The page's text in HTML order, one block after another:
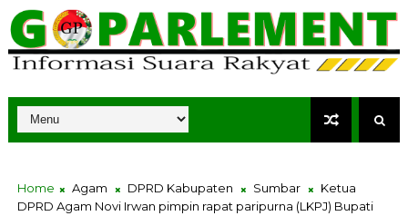
Home Agam DPRD Kabupaten Sumbar
Ketua
DPRD Agam Novi Irwan pimpin rapat paripurna (LKPJ) Bupati